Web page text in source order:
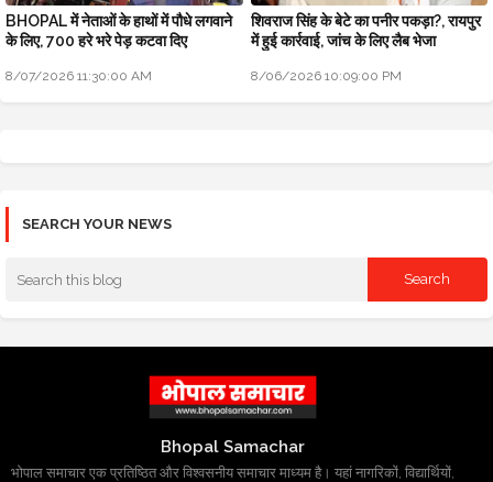
BHOPAL में नेताओं के हाथों में पौधे लगवाने
के लिए, 700 हरे भरे पेड़ कटवा दिए
8/07/2026 11:30:00 AM
शिवराज सिंह के बेटे का पनीर पकड़ा?, रायपुर
में हुई कार्रवाई, जांच के लिए लैब भेजा
8/06/2026 10:09:00 PM
SEARCH YOUR NEWS
Bhopal Samachar
भोपाल समाचार एक प्रतिष्ठित और विश्वसनीय समाचार माध्यम है। यहां नागरिकों, विद्यार्थियों,